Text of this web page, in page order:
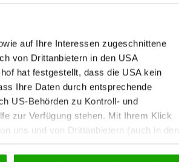
auf Ihre Interessen zugeschnittene
von Drittanbietern in den USA
hat festgestellt, dass die USA kein
Ihre Daten durch entsprechende
US-Behörden zu Kontroll- und
zur Verfügung stehen. Mit Ihrem Klick
uns und von Drittanbietern (auch in den